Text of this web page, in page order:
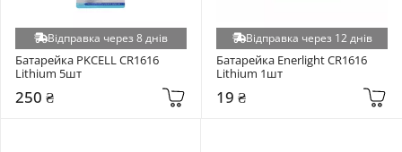
Відправка через 8 днів
Батарейка PKCELL CR1616
Lithium 5шт
250 ₴
Відправка через 12 днів
Батарейка Enerlight CR1616
Lithium 1шт
19 ₴